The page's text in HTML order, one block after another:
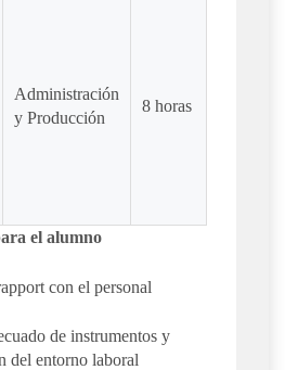
Administración
y Producción
8 horas
el alumno
con el personal
de instrumentos y
del entorno laboral